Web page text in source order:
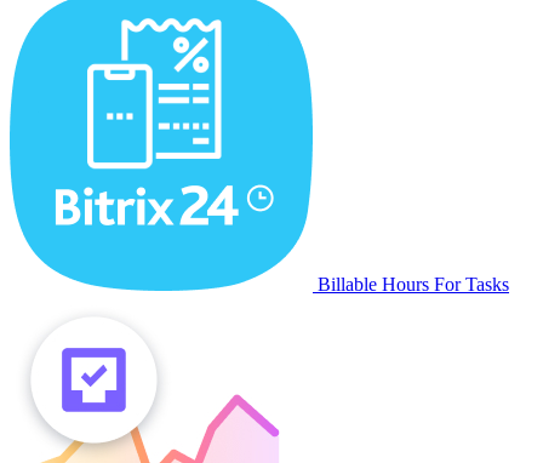
Billable Hours For Tasks